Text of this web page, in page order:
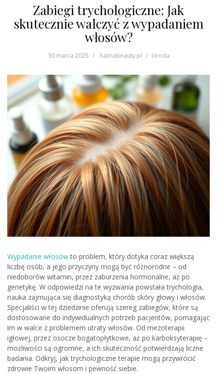
Zabiegi trychologiczne: Jak
skutecznie walczyć z wypadaniem
włosów?
30 marca 2025 halinabeauty.pl Uroda
Wypadanie włosówto problem, który dotyka coraz większą
liczbę osób, a jego przyczyny mogą być różnorodne – od
niedoborów witamin, przez zaburzenia hormonalne, aż po
genetykę. W odpowiedzi na te wyzwania powstała trychologia,
nauka zajmująca się diagnostyką chorób skóry głowy i włosów.
Specjaliści w tej dziedzinie oferują szereg zabiegów, które są
dostosowane do indywidualnych potrzeb pacjentów, pomagając
im w walce z problemem utraty włosów. Od mezoterapii
igłowej, przez osocze bogatopłytkowe, aż po karboksyterapię –
możliwości są ogromne, a ich skuteczność potwierdzają liczne
badania. Odkryj, jak trychologiczne terapie mogą przywrócić
zdrowie Twoim włosom i pewność siebie.